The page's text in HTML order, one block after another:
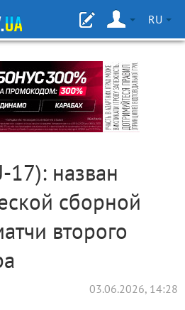
RU
назван
сборной
второго
03.06.2026, 14:28